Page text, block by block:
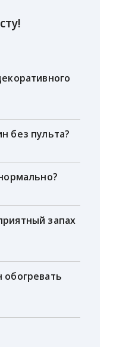
без пульта?
запах
обогревать